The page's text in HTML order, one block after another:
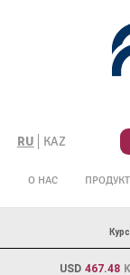
RU KAZ
О НАС
USD 467.48